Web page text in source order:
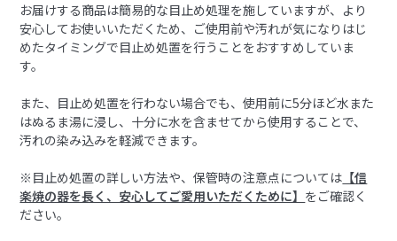
お届けする商品は簡易的な目止め処理を施していますが、より
安心してお使いいただくため、ご使用前や汚れが気になりはじ
めたタイミングで目止め処置を行うことをおすすめしていま
す。
また、目止め処置を行わない場合でも、使用前に5分ほど水また
はぬるま湯に浸し、十分に水を含ませてから使用することで、
汚れの染み込みを軽減できます。
※目止め処置の詳しい方法や、保管時の注意点については 【信
楽焼の器を長く、安心してご愛用いただくために】 をご確認く
ださい。